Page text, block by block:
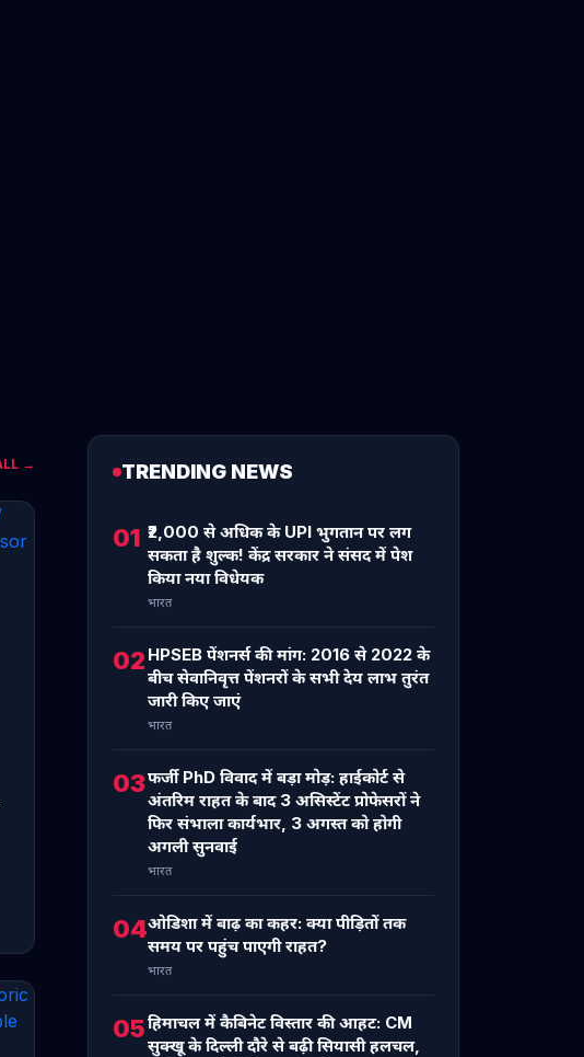
→ TRENDING NEWS
01 ₹2,000 से अधिक के UPI भुगतान पर लग
सकता है शुल्क! केंद्र सरकार ने संसद में पेश
किया नया विधेयक
भारत
02 HPSEB पेंशनर्स की मांग: 2016 से 2022 के
बीच सेवानिवृत्त पेंशनरों के सभी देय लाभ तुरंत
जारी किए जाएं
भारत
03फर्जी PhD विवाद में बड़ा मोड़: हाईकोर्ट से
अंतरिम राहत के बाद 3 असिस्टेंट प्रोफेसरों ने
फिर संभाला कार्यभार, 3 अगस्त को होगी
अगली सुनवाई
भारत
04ओडिशा में बाढ़ का कहर: क्या पीड़ितों तक
समय पर पहुंच पाएगी राहत?
भारत
05हिमाचल में कैबिनेट विस्तार की आहट: CM
सुक्खू के दिल्ली दौरे से बढ़ी सियासी हलचल,